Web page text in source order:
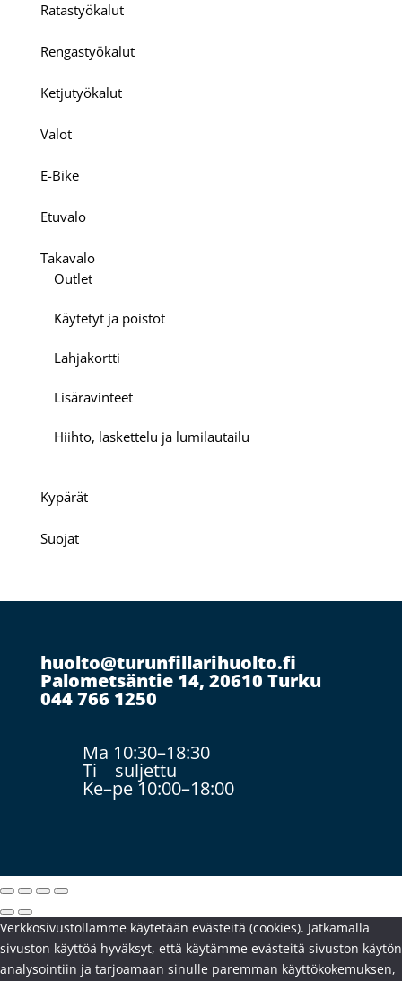
Ratastyökalut
Rengastyökalut
Ketjutyökalut
Valot
E-Bike
Etuvalo
Takavalo
Outlet
Käytetyt ja poistot
Lahjakortti
Lisäravinteet
Hiihto, laskettelu ja lumilautailu
Kypärät
Suojat
huolto@turunfillarihuolto.fi
Palometsäntie 14, 20610 Turku
044 766 1250
Ma 10:30–18:30
Ti suljettu
Ke–pe 10:00–18:00
Verkkosivustollamme käytetään evästeitä (cookies). Jatkamalla
sivuston käyttöä hyväksyt, että käytämme evästeitä sivuston käytön
analysointiin ja tarjoamaan sinulle paremman käyttökokemuksen,